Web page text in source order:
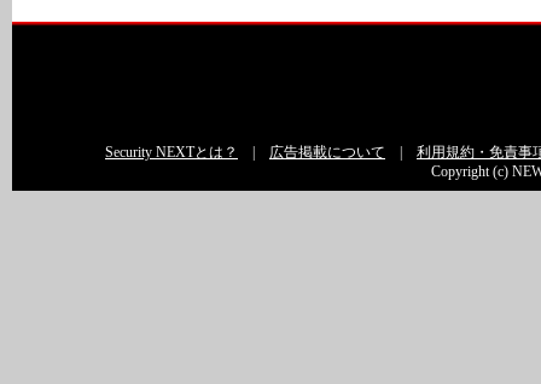
Security NEXTとは？ 広告掲載について
利用規約・免責事
Copyright (c)